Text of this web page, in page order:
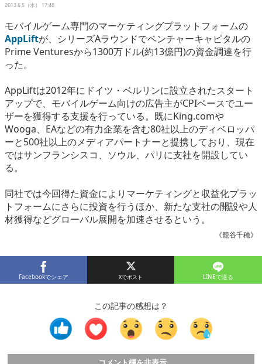
連載
イベント/セミナー
eスポーツ
2013.6.5（水） 17:48
モバイルゲーム専門のマーケティングプラットフォームの
AppLiftが、シリーズAラウンドでベンチャーキャピタルの
Prime Venturesから1300万ドル(約13億円)の資金調達を行
った。
AppLiftは2012年にドイツ・ベルリンに設立されたスタート
アップで、モバイルゲーム向けの広告主がCPIベースでユー
ザーを獲得する支援を行っている。既にKing.comや
Wooga、EAなどの有力企業を含む80社以上のディベロッパ
ーと500社以上のメディアパートナーと提携しており、現在
ではサンフランシスコ、ソウル、パリに支社を開設してい
る。
同社では今回得た資金によりマーケティングと収益化プラッ
トフォームにさらに投資を行うほか、新たな支社の開設や人
材獲得などグローバル展開を加速させるという。
《籠谷千穂》
Facebookでシェア LINEで送る
この記事の感想は？